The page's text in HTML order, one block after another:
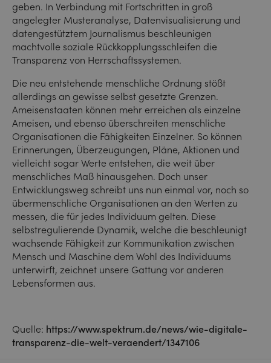
geben. In Verbindung mit Fortschritten in groß
angelegter Musteranalyse, Datenvisualisierung und
datengestütztem Journalismus beschleunigen
machtvolle soziale Rückkopplungsschleifen die
Transparenz von Herrschaftssystemen.
Die neu entstehende menschliche Ordnung stößt
allerdings an gewisse selbst gesetzte Grenzen.
Ameisenstaaten können mehr erreichen als einzelne
Ameisen, und ebenso überschreiten menschliche
Organisationen die Fähigkeiten Einzelner. So können
Erinnerungen, Überzeugungen, Pläne, Aktionen und
vielleicht sogar Werte entstehen, die weit über
menschliches Maß hinausgehen. Doch unser
Entwicklungsweg schreibt uns nun einmal vor, noch so
übermenschliche Organisationen an den Werten zu
messen, die für jedes Individuum gelten. Diese
selbstregulierende Dynamik, welche die beschleunigt
wachsende Fähigkeit zur Kommunikation zwischen
Mensch und Maschine dem Wohl des Individuums
unterwirft, zeichnet unsere Gattung vor anderen
Lebensformen aus.
Quelle: https://www.spektrum.de/news/wie-digitale-
transparenz-die-welt-veraendert/1347106